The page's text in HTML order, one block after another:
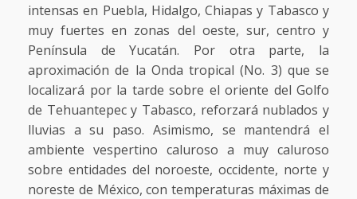
intensas en Puebla, Hidalgo, Chiapas y Tabasco y
muy fuertes en zonas del oeste, sur, centro y
Península de Yucatán. Por otra parte, la
aproximación de la Onda tropical (No. 3) que se
localizará por la tarde sobre el oriente del Golfo
de Tehuantepec y Tabasco, reforzará nublados y
lluvias a su paso. Asimismo, se mantendrá el
ambiente vespertino caluroso a muy caluroso
sobre entidades del noroeste, occidente, norte y
noreste de México, con temperaturas máximas de